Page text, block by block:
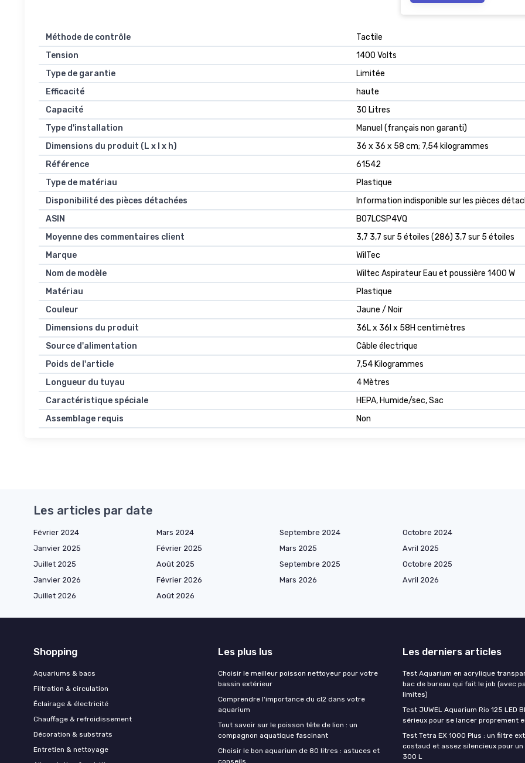
Méthode de contrôle
‎Tactile
Tension
‎1400 Volts
Type de garantie
‎Limitée
Efficacité
‎haute
Capacité
‎30 Litres
Type d'installation
‎Manuel (français non garanti)
Dimensions du produit (L x l x h)
‎36 x 36 x 58 cm; 7,54 kilogrammes
Référence
‎61542
Type de matériau
‎Plastique
Disponibilité des pièces détachées
‎Information indisponible sur les pièces
ASIN
B07LCSP4VQ
Moyenne des commentaires client
3,7 3,7 sur 5 étoiles (286) 3,7 sur 5 étoiles
Marque
WilTec
Nom de modèle
Wiltec Aspirateur Eau et poussière 1400 W
Matériau
Plastique
Couleur
Jaune / Noir
Dimensions du produit
36L x 36l x 58H centimètres
Source d'alimentation
Câble électrique
Poids de l'article
7,54 Kilogrammes
Longueur du tuyau
4 Mètres
Caractéristique spéciale
HEPA, Humide/sec, Sac
Assemblage requis
Non
Les articles par date
Février 2024 Mars 2024 Septembre 2024 Octobre 2024
Janvier 2025
Février 2025 Mars 2025 Avril 2025
Juillet 2025
Août 2025 Septembre 2025 Octobre 2025
Janvier 2026
Février 2026 Mars 2026 Avril 2026
Juillet 2026
Août 2026
Shopping
Aquariums & bacs
Filtration & circulation
Éclairage & électricité
Chauffage & refroidissement
Décoration & substrats
Entretien & nettoyage
Les plus lus
Choisir le meilleur poisson nettoyeur pour votre
bassin extérieur
Comprendre l'importance du cl2 dans votre
aquarium
Tout savoir sur le poisson tête de lion : un
compagnon aquatique fascinant
Choisir le bon aquarium de 80 litres : astuces et
conseils
Les derniers articles
Test Aquarium en acrylique
bac de bureau qui fait le job (avec
limites)
Test JUWEL Aquarium Rio 125 LED
sérieux pour se lancer proprement
Test Tetra EX 1000 Plus : un filtre
costaud et assez silencieux pour un
300 L